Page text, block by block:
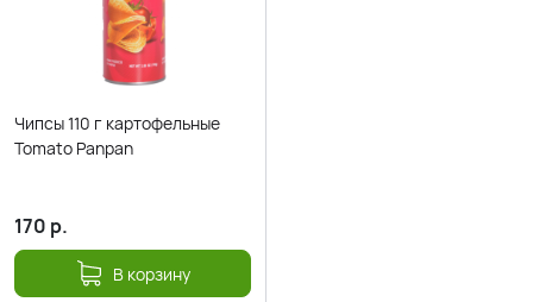
Чипсы 110 г картофельные
Tomato Panpan
170 р.
В корзину